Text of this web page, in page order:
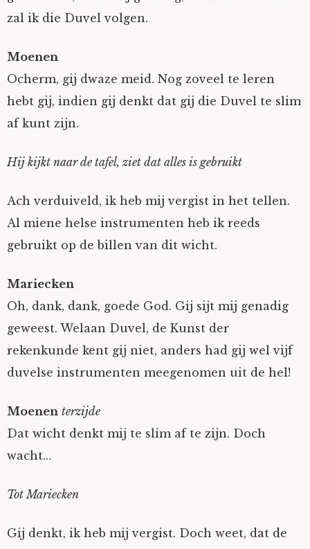
zal ik die Duvel volgen.
Moenen
Ocherm, gij dwaze meid. Nog zoveel te leren
hebt gij, indien gij denkt dat gij die Duvel te slim
af kunt zijn.
Hij kijkt naar de tafel, ziet dat alles is gebruikt
Ach verduiveld, ik heb mij vergist in het tellen.
Al miene helse instrumenten heb ik reeds
gebruikt op de billen van dit wicht.
Mariecken
Oh, dank, dank, goede God. Gij sijt mij genadig
geweest. Welaan Duvel, de Kunst der
rekenkunde kent gij niet, anders had gij wel vijf
duvelse instrumenten meegenomen uit de hel!
Moenen terzijde
Dat wicht denkt mij te slim af te zijn. Doch
wacht…
Tot Mariecken
Gij denkt, ik heb mij vergist. Doch weet, dat de